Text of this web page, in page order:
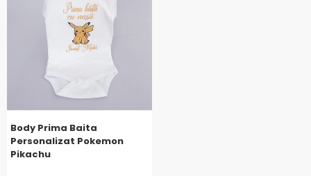
Body Prima Baita
Personalizat Pokemon
Pikachu